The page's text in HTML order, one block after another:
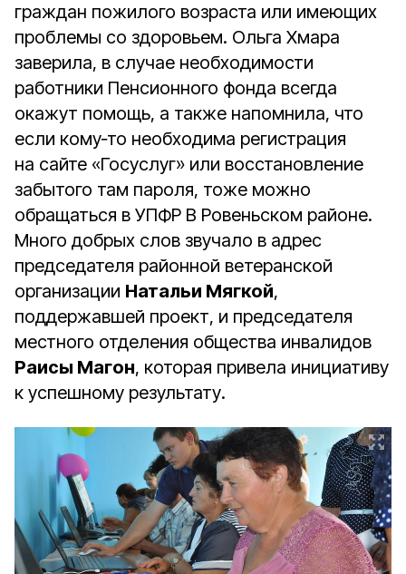
граждан пожилого возраста или имеющих
проблемы со здоровьем. Ольга Хмара
заверила, в случае необходимости
работники Пенсионного фонда всегда
окажут помощь, а также напомнила, что
если кому‑то необходима регистрация
на сайте «Госуслуг» или восстановление
забытого там пароля, тоже можно
обращаться в УПФР В Ровеньском районе.
Много добрых слов звучало в адрес
председателя районной ветеранской
организации Натальи Мягкой,
поддержавшей проект, и председателя
местного отделения общества инвалидов
Раисы Магон, которая привела инициативу
к успешному результату.